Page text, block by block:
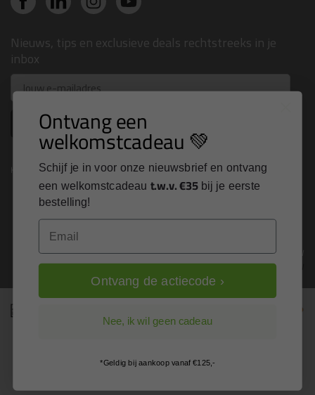
Nieuws, tips en exclusieve deals rechtstreeks in je
inbox
Email
Inschrijven
Kitcentrum is trots op:
Alle prijzen zijn in EURO en excl. 21% BTW
wijzig naar incl. BTW
Ontvang een
welkomstcadeau 💚
Schijf je in voor onze nieuwsbrief en ontvang
een welkomstcadeau t.w.v. €35 bij je eerste
bestelling!
Email
Ontvang de actiecode ›
Nee, ik wil geen cadeau
*Geldig bij aankoop vanaf €125,-